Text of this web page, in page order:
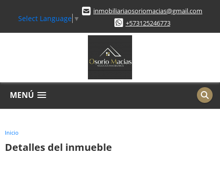
Select Language ▼
inmobiliariaosoriomacias@gmail.com
+573125246773
MENÚ
Inicio
Detalles del inmueble